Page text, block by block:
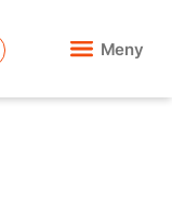
Meny